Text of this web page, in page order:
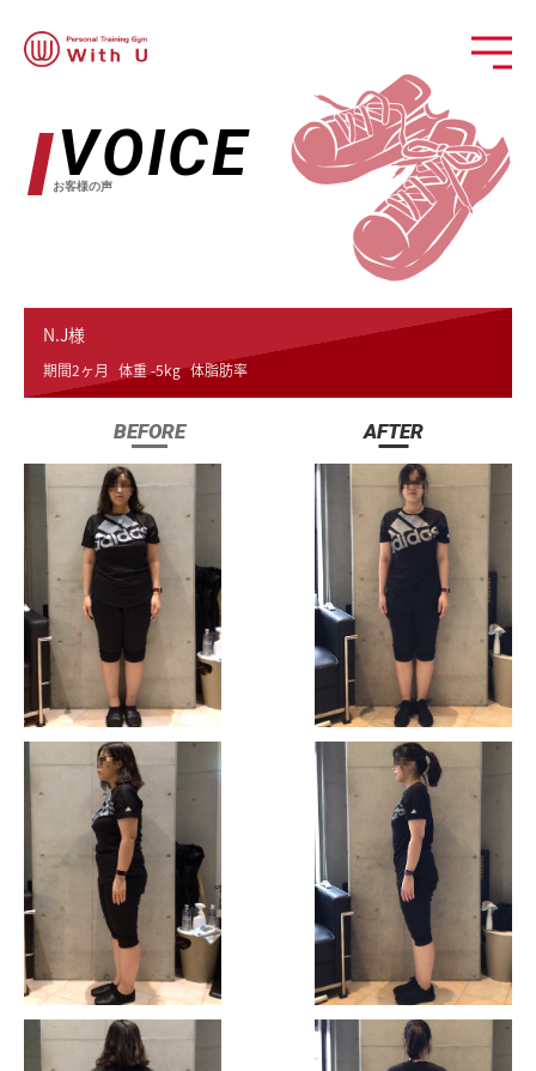
HOME
NEWS
ABOUT
FACILITY
VOICE
お客様の声
N.J様
期間2ヶ月 体重 -5kg 体脂肪率
BEFORE AFTER